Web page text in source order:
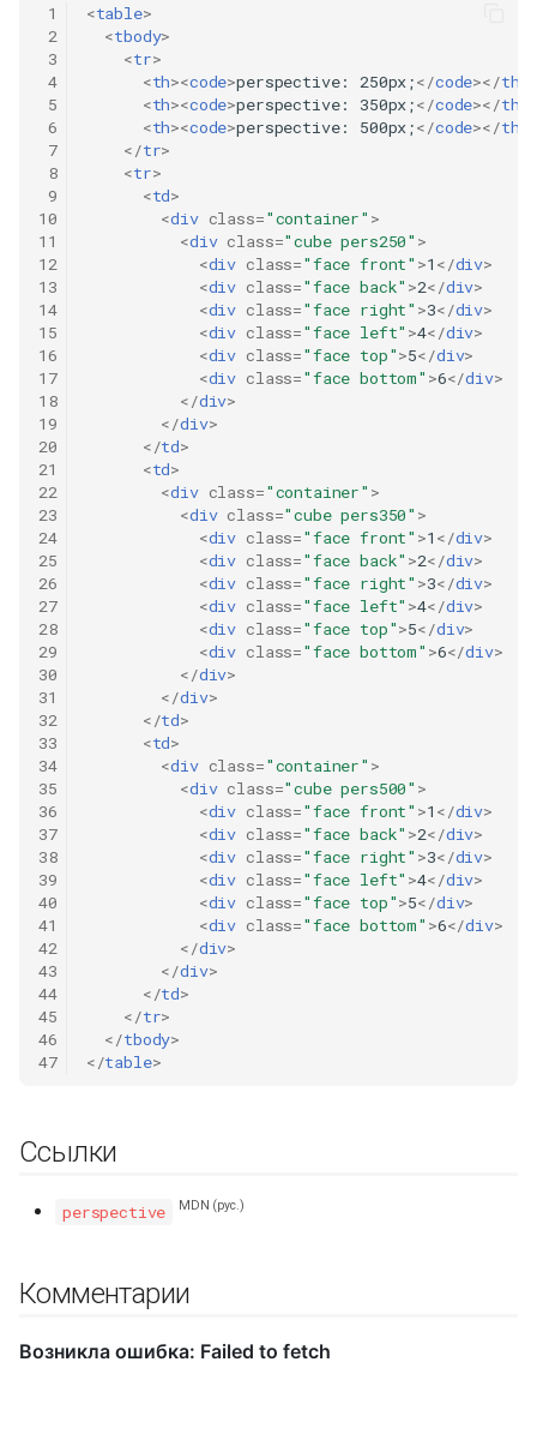
1
2
3
4
5
6
7
8
9
10
11
12
13
14
15
16
17
18
19
20
21
22
23
24
25
26
27
28
29
30
31
32
33
34
35
36
37
38
39
40
41
42
43
44
45
46
47
<table>
<tbody>
<tr>
<th><code>perspective: 250px;</code></th
<th><code>perspective: 350px;</code></th
<th><code>perspective: 500px;</code></th
</tr>
<tr>
<td>
<div class="container" >
<div class="cube pers250" >
<div class="face front" >1 </div>
<div class="face back" >2</div>
<div class="face right" >3</div>
<div class="face left" >4</div>
<div class="face top">5</div>
<div class="face bottom" >6</div>
</div>
</div>
</td>
<td>
<div class="container" >
<div class="cube pers350" >
<div class="face front" >1 </div>
<div class="face back" >2</div>
<div class="face right" >3</div>
<div class="face left" >4</div>
<div class="face top">5</div>
<div class="face bottom" >6</div>
</div>
</div>
</td>
<td>
<div class="container" >
<div class="cube pers500" >
<div class="face front" >1 </div>
<div class="face back" >2</div>
<div class="face right" >3</div>
<div class="face left" >4</div>
<div class="face top">5</div>
<div class="face bottom" >6</div>
</div>
</div>
</td>
</tr>
</tbody>
</table>
Ссылки
perspective MDN (рус.)
Комментарии